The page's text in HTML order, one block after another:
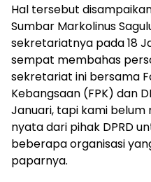
Hal tersebut
Sumbar Markolinus
sekretariatnya pada 18
sempat membahas
sekretariat ini bersama
Kebangsaan (FPK) dan
Januari, tapi kami
nyata dari pihak DPRD
beberapa organisasi
paparnya.